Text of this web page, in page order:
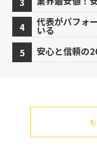
代表がパフォ
いる
安心と信頼の